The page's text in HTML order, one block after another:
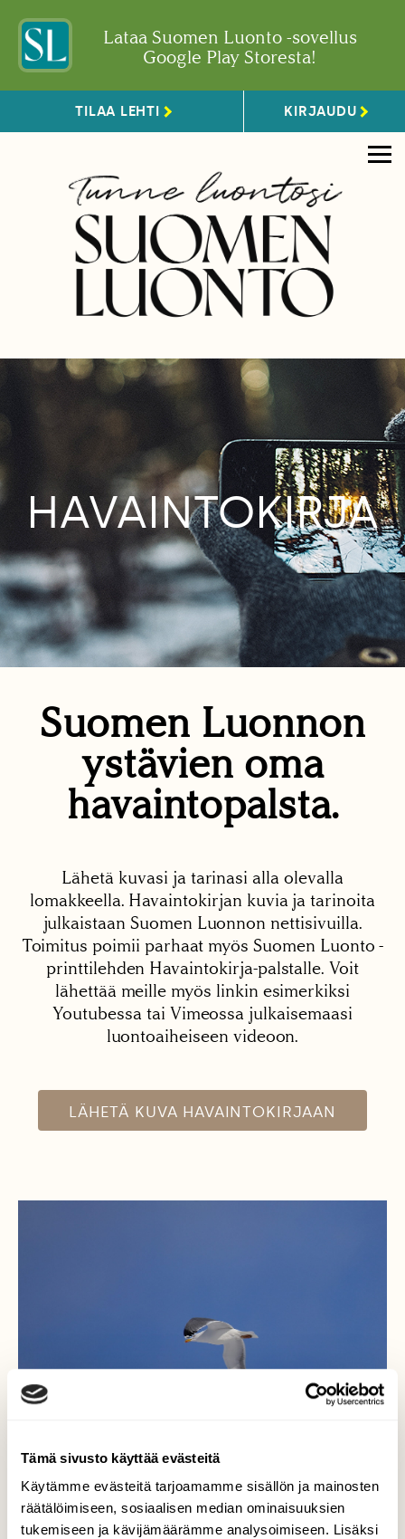
Tämä sivusto käyttää evästeitä
Käytämme evästeitä tarjoamamme sisällön ja mainosten
räätälöimiseen, sosiaalisen median ominaisuuksien
tukemiseen ja kävijämäärämme analysoimiseen. Lisäksi
Lataa Suomen Luonto -sovellus
Google Play Storesta!
TILAA LEHTI KIRJAUDU
HAVAINTOKIRJA
Suomen Luonnon
ystävien oma
havaintopalsta.
Lähetä kuvasi ja tarinasi alla olevalla
lomakkeella. Havaintokirjan kuvia ja tarinoita
julkaistaan Suomen Luonnon nettisivuilla.
Toimitus poimii parhaat myös Suomen Luonto -
printtilehden Havaintokirja-palstalle. Voit
lähettää meille myös linkin esimerkiksi
Youtubessa tai Vimeossa julkaisemaasi
luontoaiheiseen videoon.
LÄHETÄ KUVA HAVAINTOKIRJAAN